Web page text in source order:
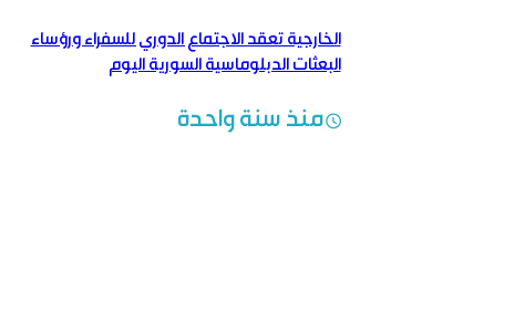
الخارجية تعقد الاجتماع الدوري للسفراء ورؤساء
البعثات الدبلوماسية السورية اليوم
منذ سنة واحدة